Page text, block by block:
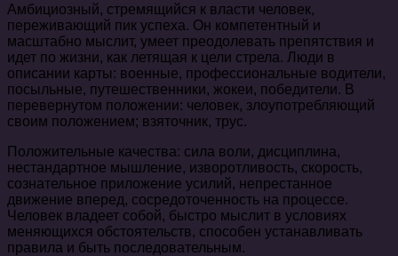
Амбициозный, стремящийся к власти человек,
переживающий пик успеха. Он компетентный и
масштабно мыслит, умеет преодолевать препятствия и
идет по жизни, как летящая к цели стрела. Люди в
описании карты: военные, профессиональные водители,
посыльные, путешественники, жокеи, победители. В
перевернутом положении: человек, злоупотребляющий
своим положением; взяточник, трус.
Положительные качества: сила воли, дисциплина,
нестандартное мышление, изворотливость, скорость,
сознательное приложение усилий, непрестанное
движение вперед, сосредоточенность на процессе.
Человек владеет собой, быстро мыслит в условиях
меняющихся обстоятельств, способен устанавливать
правила и быть последовательным.